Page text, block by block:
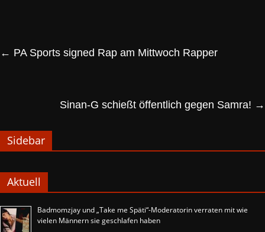
← PA Sports signed Rap am Mittwoch Rapper
Sinan-G schießt öffentlich gegen Samra! →
Sidebar
Aktuell
Badmomzjay und „Take me Späti“-Moderatorin verraten mit wie
vielen Männern sie geschlafen haben